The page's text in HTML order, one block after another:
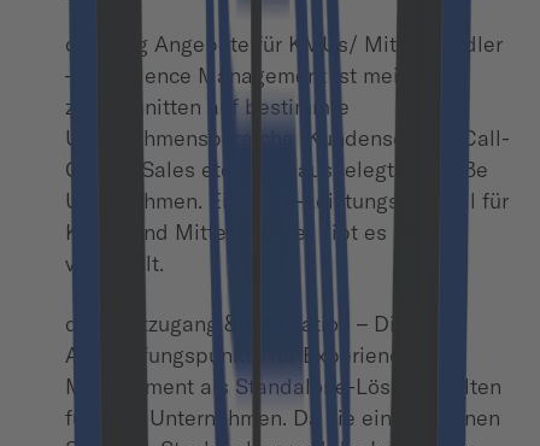
c) Wenig Angebote für KMUs/ Mittelständler
– Experience Management ist meist
zugeschnitten auf bestimmte
Unternehmensbereiche (Kundenservice, Call-
Center, Sales etc.) oder ausgelegt für große
Unternehmen. Ein Preis-Leistungs-Modell für
KMUs und Mittelständler gibt es nur
vereinzelt.
d) Marktzugang & Integration – Die
Anknüpfungspunkte für Experience
Management als Standalone-Lösung fehlten
für viele Unternehmen. Da sie einen eigenen